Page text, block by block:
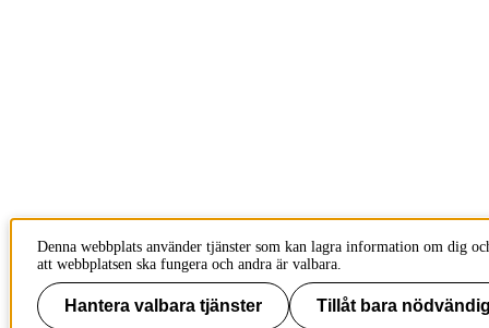
Denna webbplats använder tjänster som kan lagra information om dig
att webbplatsen ska fungera och andra är valbara.
Hantera valbara tjänster Tillåt bara